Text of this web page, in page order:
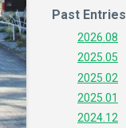
Past Entries
2026.08
2025.05
2025.02
2025.01
2024.12